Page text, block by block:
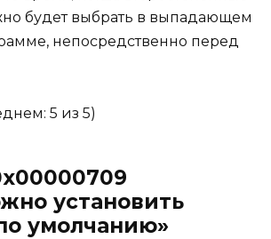
будет выбрать в выпадающем
непосредственно перед
5 из 5)
установить
умолчанию»